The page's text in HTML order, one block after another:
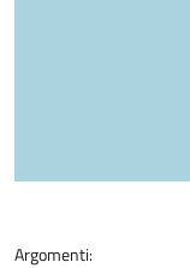
Argomenti: